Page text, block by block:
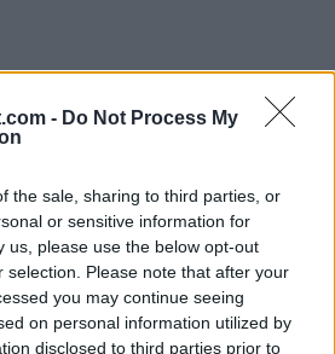
- Do Not Process My
the sale, sharing to third parties, or
or sensitive information for
us, please use the below opt-out
selection. Please note that after your
you may continue seeing
on personal information utilized by
disclosed to third parties prior to
kentällisillä MM-
Ruotsia vastaan:
24 Hannes Björninen – 81 Iiro